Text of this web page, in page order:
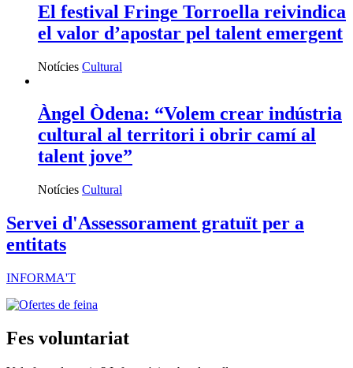
El festival Fringe Torroella reivindica
el valor d’apostar pel talent emergent
Notícies Cultural
Àngel Òdena: “Volem crear indústria
cultural al territori i obrir camí al
talent jove”
Notícies Cultural
Servei d'Assessorament gratuït per a
entitats
INFORMA'T
Fes voluntariat